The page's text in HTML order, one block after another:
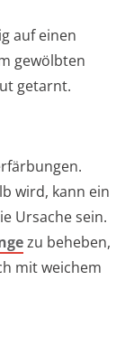
auf einen
gewölbten
getarnt.
wird, kann ein
Ursache sein.
zu beheben,
mit weichem